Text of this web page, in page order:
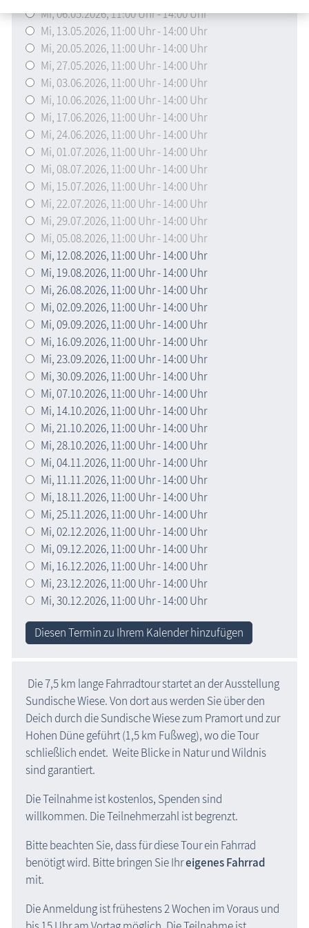
Mi,06.05.2026, 11:00Uhr- 14:00Uhr
Mi, 13.05.2026, 11:00Uhr- 14:00Uhr
Mi, 20.05.2026, 11:00Uhr- 14:00Uhr
Mi, 27.05.2026, 11:00Uhr- 14:00Uhr
Mi, 03.06.2026, 11:00Uhr- 14:00Uhr
Mi, 10.06.2026, 11:00Uhr- 14:00Uhr
Mi, 17.06.2026, 11:00Uhr- 14:00Uhr
Mi, 24.06.2026, 11:00Uhr- 14:00Uhr
Mi, 01.07.2026, 11:00Uhr- 14:00Uhr
Mi, 08.07.2026, 11:00Uhr- 14:00Uhr
Mi, 15.07.2026, 11:00Uhr- 14:00Uhr
Mi, 22.07.2026, 11:00Uhr- 14:00Uhr
Mi, 29.07.2026, 11:00Uhr- 14:00Uhr
Mi, 05.08.2026, 11:00Uhr- 14:00Uhr
Mi, 12.08.2026, 11:00Uhr- 14:00Uhr
Mi, 19.08.2026, 11:00Uhr- 14:00Uhr
Mi,26.08.2026, 11:00Uhr- 14:00Uhr
Mi,02.09.2026, 11:00Uhr- 14:00Uhr
Mi,09.09.2026, 11:00Uhr- 14:00Uhr
Mi, 16.09.2026, 11:00Uhr- 14:00Uhr
Mi,23.09.2026, 11:00Uhr- 14:00Uhr
Mi,30.09.2026, 11:00Uhr- 14:00Uhr
Mi,07.10.2026, 11:00Uhr- 14:00Uhr
Mi, 14.10.2026, 11:00Uhr- 14:00Uhr
Mi,21.10.2026, 11:00Uhr- 14:00Uhr
Mi,28.10.2026, 11:00Uhr- 14:00Uhr
Mi,04.11.2026, 11:00Uhr- 14:00Uhr
Mi, 11.11.2026, 11:00Uhr- 14:00Uhr
Mi, 18.11.2026, 11:00Uhr- 14:00Uhr
Mi,25.11.2026, 11:00Uhr- 14:00Uhr
Mi,02.12.2026, 11:00Uhr- 14:00Uhr
Mi,09.12.2026, 11:00Uhr- 14:00Uhr
Mi, 16.12.2026, 11:00Uhr- 14:00Uhr
Mi,23.12.2026, 11:00Uhr- 14:00Uhr
Mi,30.12.2026, 11:00Uhr- 14:00Uhr
Diesen Termin zu Ihrem Kalender hinzufügen
Die 7,5 km lange Fahrradtour startet an der Ausstellung
Sundische Wiese. Von dort aus werden Sie über den
Deich durch die Sundische Wiese zum Pramort und zur
Hohen Düne geführt (1,5 km Fußweg), wo die Tour
schließlich endet. Weite Blicke in Natur und Wildnis
sind garantiert.
Die Teilnahme ist kostenlos, Spenden sind
willkommen. Die Teilnehmerzahl ist begrenzt.
Bitte beachten Sie, dass für diese Tour ein Fahrrad
benötigt wird. Bitte bringen Sie Ihreigenes Fahrrad
mit.
Die Anmeldung ist frühestens 2 Wochen im Voraus und